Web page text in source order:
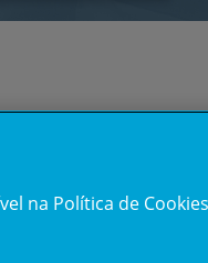
na Política de